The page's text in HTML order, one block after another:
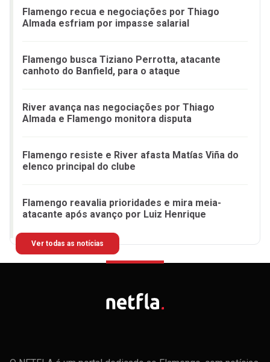
Flamengo recua e negociações por Thiago
Almada esfriam por impasse salarial
Flamengo busca Tiziano Perrotta, atacante
canhoto do Banfield, para o ataque
River avança nas negociações por Thiago
Almada e Flamengo monitora disputa
Flamengo resiste e River afasta Matías Viña do
elenco principal do clube
Flamengo reavalia prioridades e mira meia-
atacante após avanço por Luiz Henrique
Ver todas as notícias